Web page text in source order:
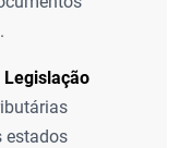
estados